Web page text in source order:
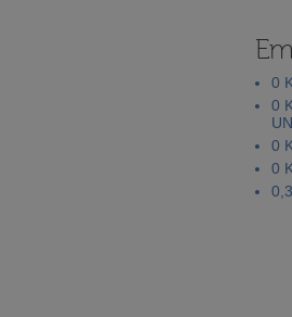
0
0
0
0